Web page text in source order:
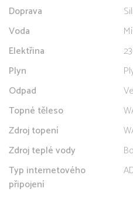
Doprava
Voda
Elektřina
Plyn
Odpad
Topné těleso
Zdroj topení
Zdroj teplé vody
Typ internetového
připojení